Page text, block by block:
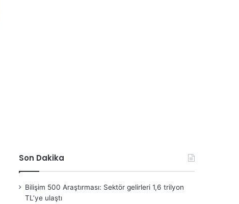
Son Dakika
Bilişim 500 Araştırması: Sektör gelirleri 1,6 trilyon
TL’ye ulaştı